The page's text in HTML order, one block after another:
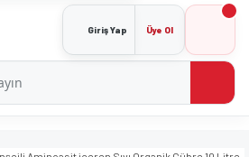
Giriş Yap Üye Ol